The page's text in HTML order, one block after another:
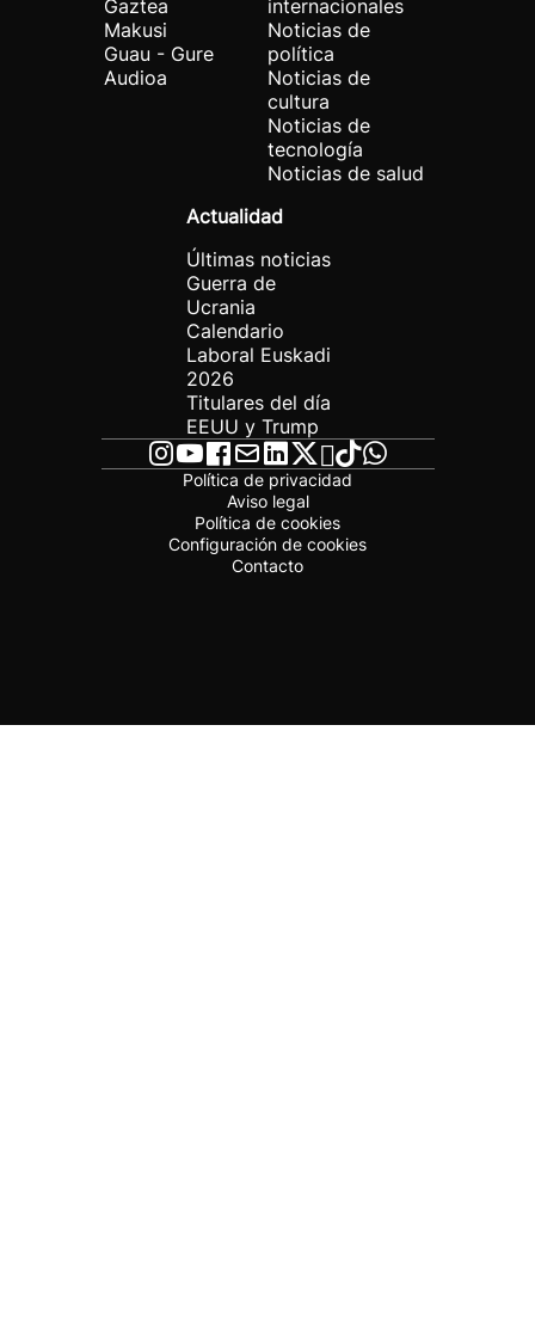
Gaztea
Makusi
Guau - Gure
Audioa
internacionales
Noticias de
política
Noticias de
cultura
Noticias de
tecnología
Noticias de salud
Actualidad
Últimas noticias
Guerra de
Ucrania
Calendario
Laboral Euskadi
2026
Titulares del día
EEUU y Trump
Política de privacidad
Aviso legal
Política de cookies
Configuración de cookies
Contacto